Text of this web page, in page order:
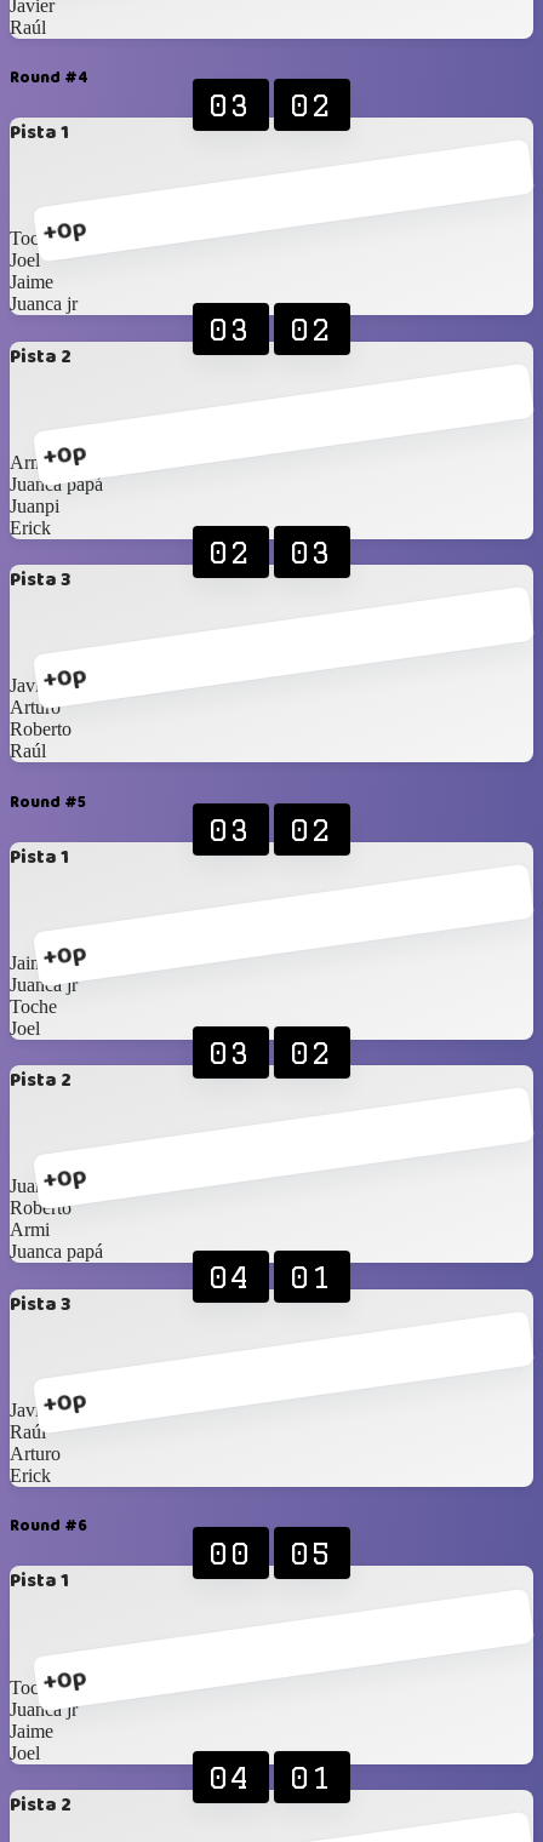
Javier
Raúl
Round #4
Pista 1
+0p
03 02
Toche
Joel
Jaime
Juanca jr
Pista 2
+0p
03 02
Armi
Juanca papá
Juanpi
Erick
Pista 3
+0p
02 03
Javier
Arturo
Roberto
Raúl
Round #5
Pista 1
+0p
03 02
Jaime
Juanca jr
Toche
Joel
Pista 2
+0p
03 02
Juanpi
Roberto
Armi
Juanca papá
Pista 3
+0p
04 01
Javier
Raúl
Arturo
Erick
Round #6
Pista 1
+0p
00 05
Toche
Juanca jr
Jaime
Joel
Pista 2
04 01